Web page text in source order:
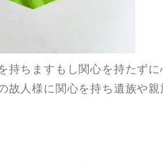
持ちますもし関心を持たず
人様に関心を持ち遺族や